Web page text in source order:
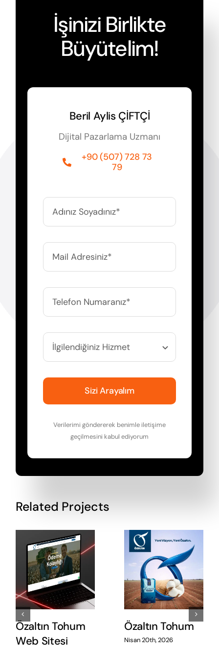
İşinizi Birlikte
Büyütelim!
Beril Aylis ÇİFTÇİ
Dijital Pazarlama Uzmanı
+90 (507) 728 73
79
Sizi Arayalım
Verilerimi göndererek benimle iletişime
geçilmesini kabul ediyorum
Related Projects
Özaltın Tohum
Web Sitesi
Özaltın Tohum
Nisan 20th, 2026